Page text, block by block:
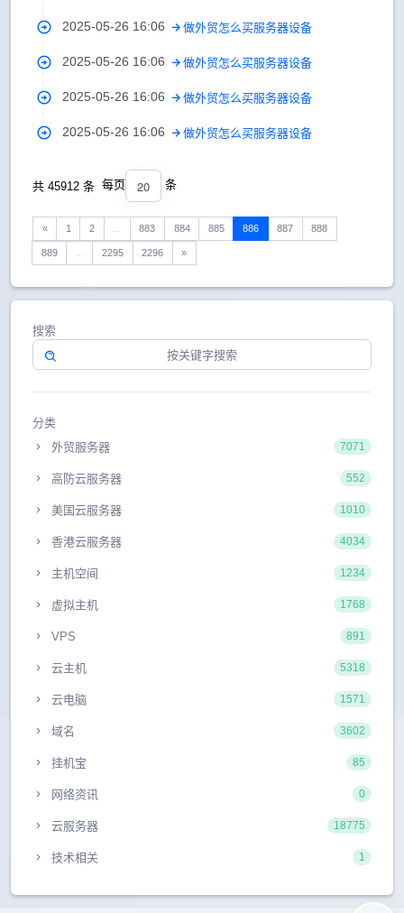
2025-05-26 16:06 做外贸怎么买服务器设备
2025-05-26 16:06 做外贸怎么买服务器设备
2025-05-26 16:06 做外贸怎么买服务器设备
2025-05-26 16:06 做外贸怎么买服务器设备
共 45912 条 每页 20 条
« 1 2 883 884 885 886 887 888
889 2295 2296 »
搜索
分类
外贸服务器
7071
高防云服务器 552
美国云服务器 1010
香港云服务器 4034
主机空间 1234
虚拟主机 1768
VPS 891
云主机 5318
云电脑 1571
域名 3602
挂机宝 85
网络资讯 0
云服务器 18775
技术相关 1